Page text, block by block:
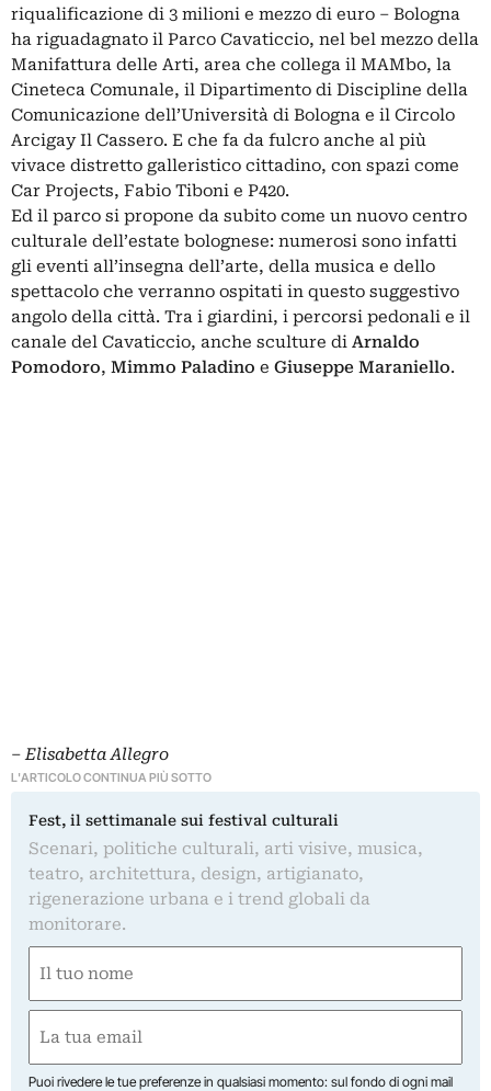
riqualificazione di 3 milioni e mezzo di euro – Bologna
ha riguadagnato il Parco Cavaticcio, nel bel mezzo della
Manifattura delle Arti, area che collega il MAMbo, la
Cineteca Comunale, il Dipartimento di Discipline della
Comunicazione dell’Università di Bologna e il Circolo
Arcigay Il Cassero. E che fa da fulcro anche al più
vivace distretto galleristico cittadino, con spazi come
Car Projects, Fabio Tiboni e P420.
Ed il parco si propone da subito come un nuovo centro
culturale dell’estate bolognese: numerosi sono infatti
gli eventi all’insegna dell’arte, della musica e dello
spettacolo che verranno ospitati in questo suggestivo
angolo della città. Tra i giardini, i percorsi pedonali e il
canale del Cavaticcio, anche sculture di Arnaldo
Pomodoro, Mimmo Paladino e Giuseppe Maraniello.
–Elisabetta Allegro
L'ARTICOLO CONTINUA PIÙ SOTTO
Fest, il settimanale sui festival culturali
Scenari, politiche culturali, arti visive, musica,
teatro, architettura, design, artigianato,
rigenerazione urbana e i trend globali da
monitorare.
(Obbligatorio)
Nome
(Obbligatorio)
Puoi rivedere le tue preferenze in qualsiasi momento: sul fondo di ogni mail